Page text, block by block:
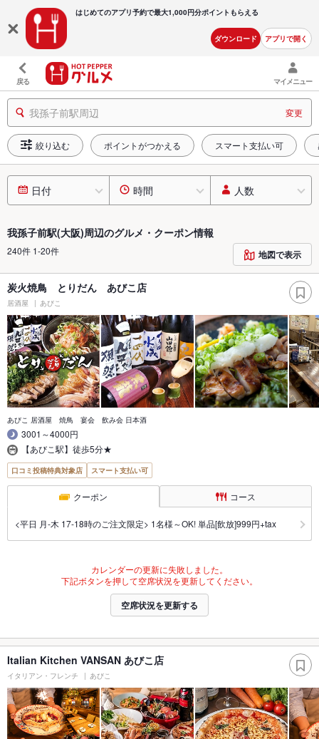
はじめてのアプリ予約で最大1,000円分ポイントもらえる
ダウンロード アプリで開く
戻る マイメニュー
我孫子前駅周辺 変更
絞り込む ポイントがつかえる スマート支払い可
日付 時間 人数
我孫子前駅(大阪)周辺のグルメ・クーポン情報
240件 1-20件 地図で表示
炭火焼鳥 とりだん あびこ店
居酒屋 あびこ
あびこ 居酒屋 焼鳥 宴会 飲み会 日本酒
3001～4000円
【あびこ駅】徒歩5分★
口コミ投稿特典対象店 スマート支払い可
クーポン コース
<平日 月-木 17-18時のご注文限定> 1名様～OK! 単品[飲放]999円+tax
カレンダーの更新に失敗しました。
下記ボタンを押して空席状況を更新してください。
空席状況を更新する
Italian Kitchen VANSAN あびこ店
イタリアン・フレンチ あびこ